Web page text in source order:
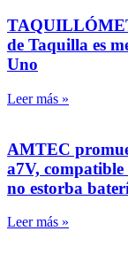
de Taquilla es
Uno
Leer más »
AMTEC
a7V,
no estorba
Leer más »